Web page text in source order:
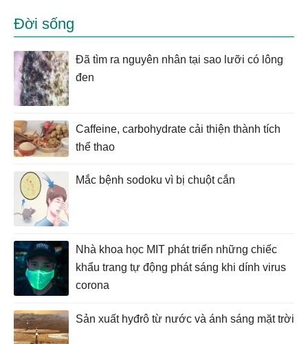
Đời sống
Đã tìm ra nguyên nhân tại sao lưỡi có lông
đen
Caffeine, carbohydrate cải thiện thành tích
thể thao
Mắc bệnh sodoku vì bị chuột cắn
Nhà khoa học MIT phát triển những chiếc
khẩu trang tự động phát sáng khi dính virus
corona
Sản xuất hyđrô từ nước và ánh sáng mặt trời